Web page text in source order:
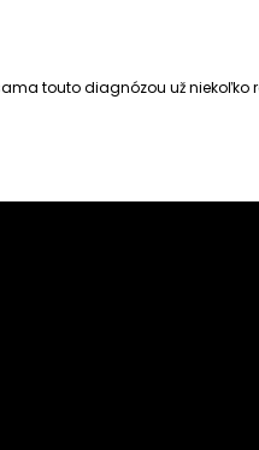
touto diagnózou už niekoľko